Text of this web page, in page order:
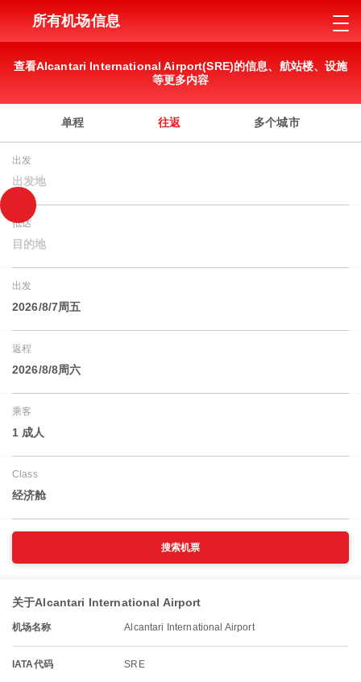
所有机场信息
查看Alcantari International Airport(SRE)的信息、航站楼、设施
等更多内容
单程 往返 多个城市
出发
出发地
抵达
目的地
出发
2026/8/7周五
返程
2026/8/8周六
乘客
1 成人
Class
经济舱
搜索机票
关于Alcantari International Airport
机场名称 Alcantari International Airport
IATA代码 SRE